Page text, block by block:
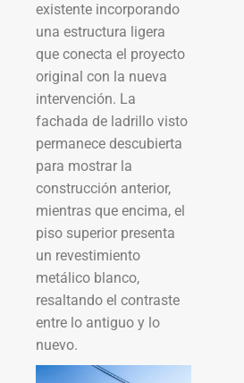
existente incorporando
una estructura ligera
que conecta el proyecto
original con la nueva
intervención. La
fachada de ladrillo visto
permanece descubierta
para mostrar la
construcción anterior,
mientras que encima, el
piso superior presenta
un revestimiento
metálico blanco,
resaltando el contraste
entre lo antiguo y lo
nuevo.